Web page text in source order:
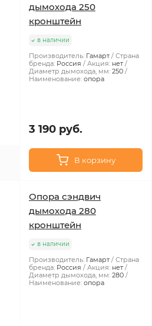
дымохода 250
кронштейн
в наличии
Производитель: Гамарт
Страна
бренда: Россия Акция: нет
Диаметр дымохода, мм: 250
Наименование: опора
3 190 руб.
В корзину
Опора сэндвич
дымохода 280
кронштейн
в наличии
Производитель: Гамарт
Страна
бренда: Россия Акция: нет
Диаметр дымохода, мм: 280
Наименование: опора